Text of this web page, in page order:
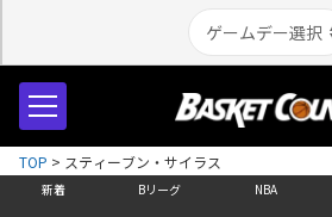
新着 Bリーグ NBA
TOP > スティーブン・サイラス